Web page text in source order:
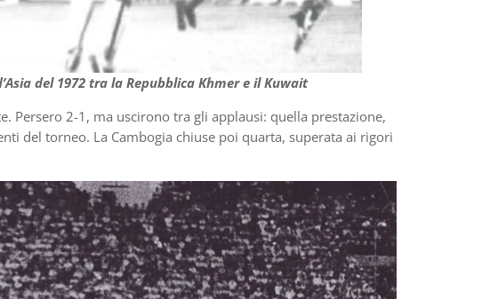
del 1972 tra la Repubblica Khmer e il Kuwait
Persero 2-1, ma uscirono tra gli applausi: quella prestazione,
del torneo. La Cambogia chiuse poi quarta, superata ai rigori